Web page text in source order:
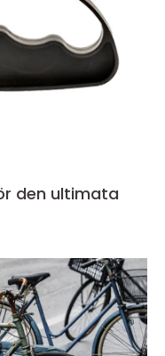
den ultimata